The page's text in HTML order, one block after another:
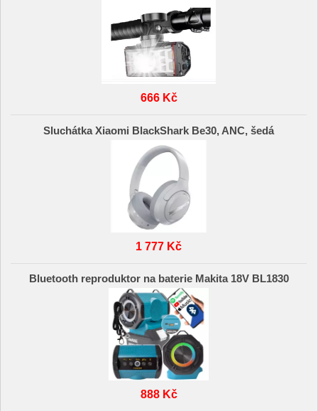
666 Kč
Sluchátka Xiaomi BlackShark Be30, ANC, šedá
1 777 Kč
Bluetooth reproduktor na baterie Makita 18V BL1830
888 Kč